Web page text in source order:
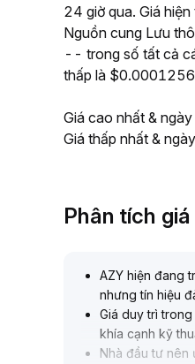
24 giờ qua. Giá
Nguồn cung Lưu
-- trong số tất cả
thấp là
Giá cao nhất & ngày
Giá thấp nhất & ngày
Phân tích
AZY hiện đang
nhưng tín hiệu
Giá duy trì
khía cạnh kỹ
Nhà đầu tư nên